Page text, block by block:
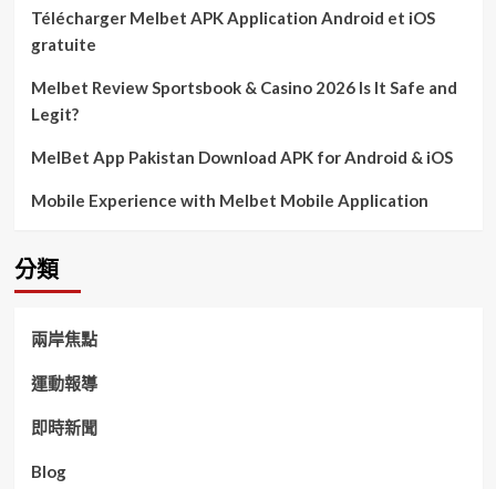
Télécharger Melbet APK Application Android et iOS
gratuite
Melbet Review Sportsbook & Casino 2026 Is It Safe and
Legit?
MelBet App Pakistan Download APK for Android & iOS
Mobile Experience with Melbet Mobile Application
分類
兩岸焦點
運動報導
即時新聞
Blog